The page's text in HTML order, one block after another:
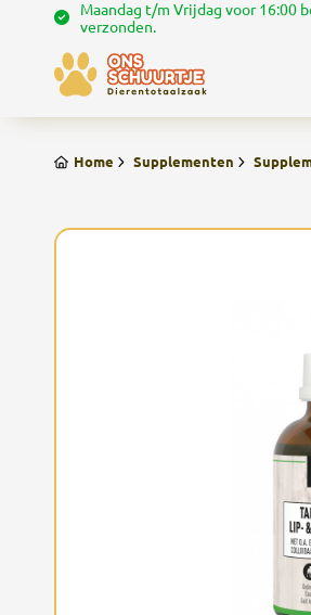
Maandag t/m Vrijdag voor 16:00
verzonden.
Home Supplementen